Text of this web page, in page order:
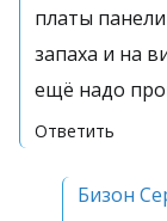
платы
запаха и на
ещё надо
Ответить
Бизон